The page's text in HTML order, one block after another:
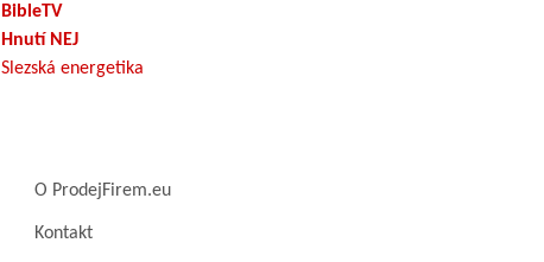
BibleTV
Hnutí NEJ
Slezská energetika
O ProdejFirem.eu
Kontakt